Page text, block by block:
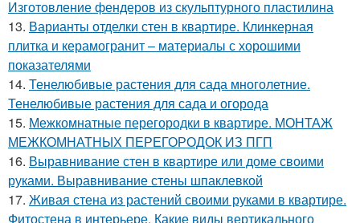
Изготовление фендеров из скульптурного пластилина
13. Варианты отделки стен в квартире. Клинкерная
плитка и керамогранит – материалы с хорошими
показателями
14. Тенелюбивые растения для сада многолетние.
Тенелюбивые растения для сада и огорода
15. Межкомнатные перегородки в квартире. МОНТАЖ
МЕЖКОМНАТНЫХ ПЕРЕГОРОДОК ИЗ ПГП
16. Выравнивание стен в квартире или доме своими
руками. Выравнивание стены шпаклевкой
17. Живая стена из растений своими руками в квартире.
Фитостена в интерьере. Какие виды вертикального